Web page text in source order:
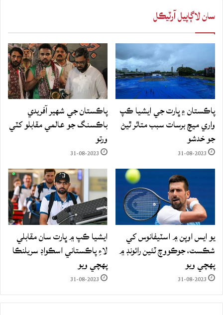
سان لاڳاپيل آرٽيڪل
پاڪستان ۽ ڀارت جي ايشيا ڪپ
واري ميچ برسات سبب متاثر ٿيڻ
جو خدشو
31-08-2023
پاڪستان جي شهير آفريدي
باڪسنگ جو عالمي مقابلو کٽي
ورتو
31-08-2023
يو ايس اوپن ۾ اسٽيفانوس کي
شڪست، جوڪووچ ٽئين رائونڊ ۾
پهچي ويو
31-08-2023
ايشيا ڪپ ۾ ڀارت سان مقابلي
لاءِ پاڪستاني اسڪواڊ سريلنڪا
پهچي ويو
31-08-2023